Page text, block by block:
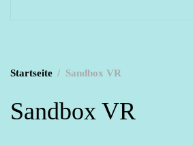
Startseite Sandbox VR
Sandbox VR